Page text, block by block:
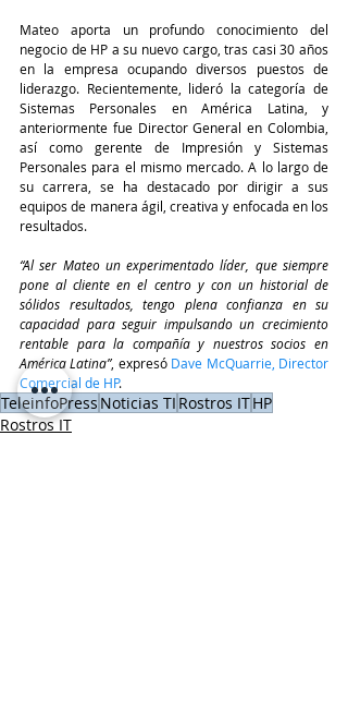
Mateo aporta un profundo conocimiento del
negocio de HP a su nuevo cargo, tras casi 30 años
en la empresa ocupando diversos puestos de
liderazgo. Recientemente, lideró la categoría de
Sistemas Personales en América Latina, y
anteriormente fue Director General en Colombia,
así como gerente de Impresión y Sistemas
Personales para el mismo mercado. A lo largo de
su carrera, se ha destacado por dirigir a sus
equipos de manera ágil, creativa y enfocada en los
resultados.
“Al ser Mateo un experimentado líder, que siempre
pone al cliente en el centro y con un historial de
sólidos resultados, tengo plena confianza en su
capacidad para seguir impulsando un crecimiento
rentable para la compañía y nuestros socios en
América Latina”, expresó Dave McQuarrie, Director
Comercial de HP.
TeleinfoPress Noticias TI Rostros ITHP
Rostros IT